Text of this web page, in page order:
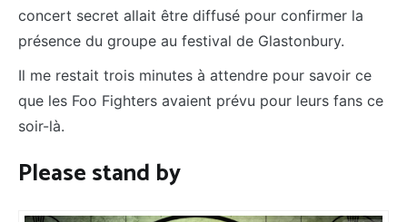
concert secret allait être diffusé pour confirmer la
présence du groupe au festival de Glastonbury.
Il me restait trois minutes à attendre pour savoir ce
que les Foo Fighters avaient prévu pour leurs fans ce
soir-là.
Please stand by